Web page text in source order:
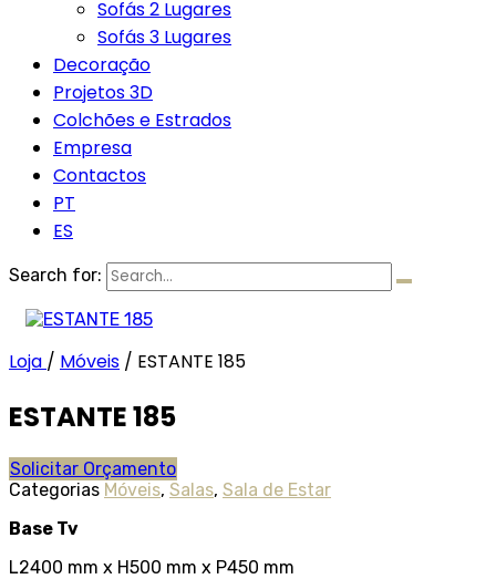
Sofás 2 Lugares
Sofás 3 Lugares
Decoração
Projetos 3D
Colchões e Estrados
Empresa
Contactos
PT
ES
Search for:
Loja / Móveis / ESTANTE 185
ESTANTE 185
Solicitar Orçamento
Categorias Móveis, Salas, Sala de Estar
Base Tv
L2400 mm x H500 mm x P450 mm